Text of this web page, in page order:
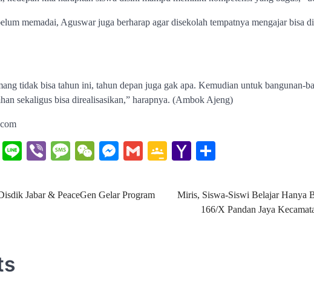
memadai, Aguswar juga berharap agar disekolah tempatnya mengajar bisa
tidak bisa tahun ini, tahun depan juga gak apa. Kemudian untuk bangunan-
sekaligus bisa direalisasikan,” harapnya. (Ambok Ajeng)
WhatsApp
LineViberMessage
WeChat
Messenger
GmailGoogleYahoo
Jabar & PeaceGen Gelar Program
Miris, Siswa-Siswi Belajar Hanya
166/X Pandan Jaya